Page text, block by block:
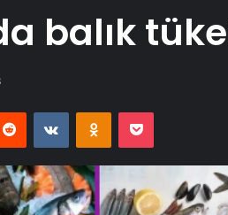
balık
Reddit VKontakteOdnoklassniki
Pocket